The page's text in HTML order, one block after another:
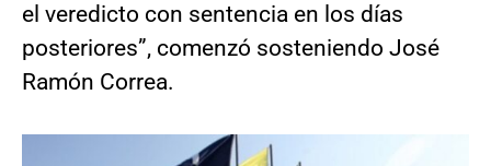
el veredicto con sentencia en los días
posteriores”, comenzó sosteniendo José
Ramón Correa.